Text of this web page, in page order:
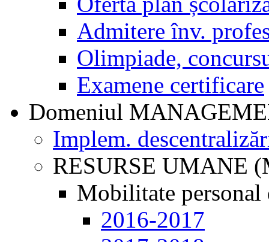
Admitere înv.
Olimpiade,
Examene certificare
Domeniul
Implem.
RESURSE UMANE
Mobilitate personal
2016-2017